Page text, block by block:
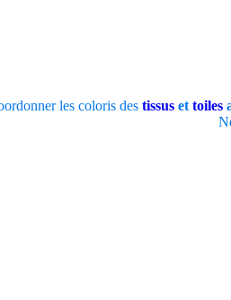
les coloris des tissus et toiles